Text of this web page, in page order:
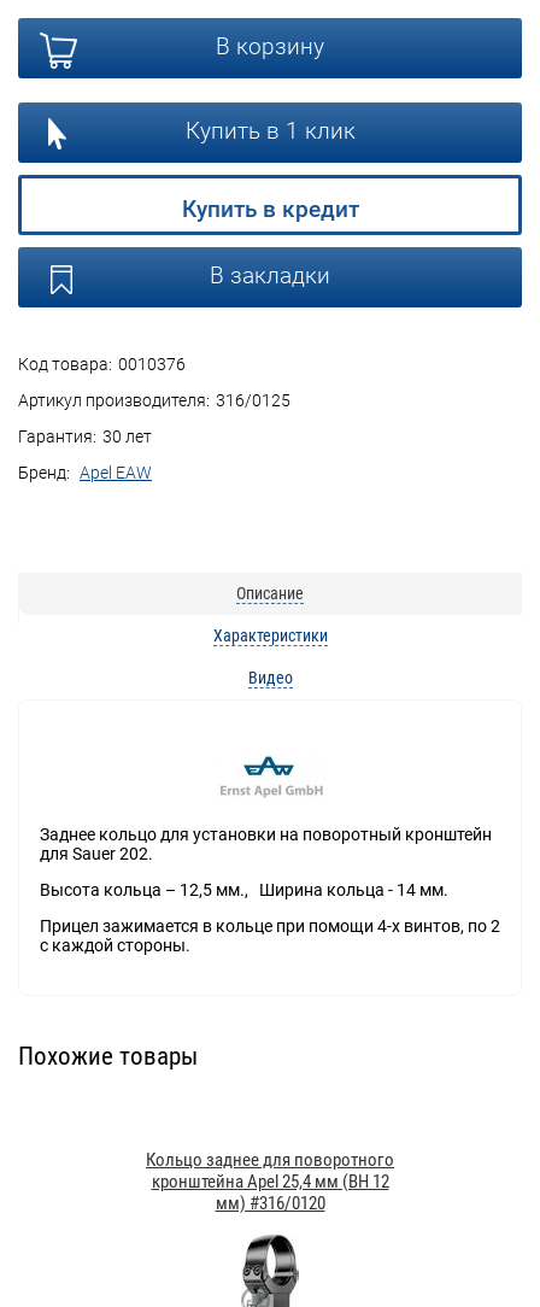
Код товара: 0010376
Артикул производителя: 316/0125
Гарантия: 30 лет
Бренд: Apel EAW
В корзину
Купить в 1 клик
Купить в кредит
В закладки
Описание
Характеристики
Видео
Заднее кольцо для установки на поворотный кронштейн
для Sauer 202.
Высота кольца – 12,5 мм., Ширина кольца - 14 мм.
Прицел зажимается в кольце при помощи 4-х винтов, по 2
с каждой стороны.
Похожие товары
Кольцо заднее для поворотного
кронштейна Apel 25,4 мм (BH 12
мм) #316/0120